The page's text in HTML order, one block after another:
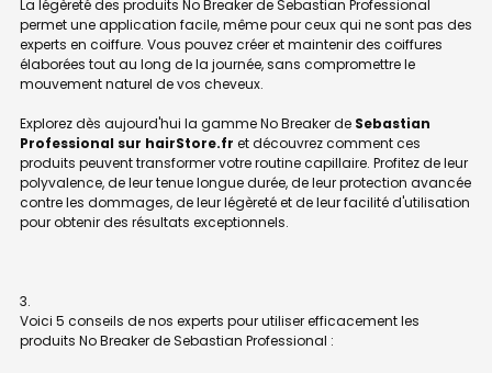
La légèreté des produits No Breaker de Sebastian Professional
permet une application facile, même pour ceux qui ne sont pas des
experts en coiffure. Vous pouvez créer et maintenir des coiffures
élaborées tout au long de la journée, sans compromettre le
mouvement naturel de vos cheveux.
Explorez dès aujourd'hui la gamme No Breaker de Sebastian
Professional sur hairStore.fr et découvrez comment ces
produits peuvent transformer votre routine capillaire. Profitez de leur
polyvalence, de leur tenue longue durée, de leur protection avancée
contre les dommages, de leur légèreté et de leur facilité d'utilisation
pour obtenir des résultats exceptionnels.
Voici 5 conseils de nos experts pour utiliser efficacement les
produits No Breaker de Sebastian Professional :